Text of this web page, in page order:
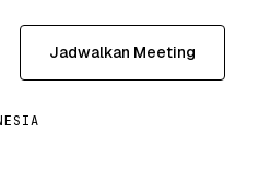
Jadwalkan Meeting